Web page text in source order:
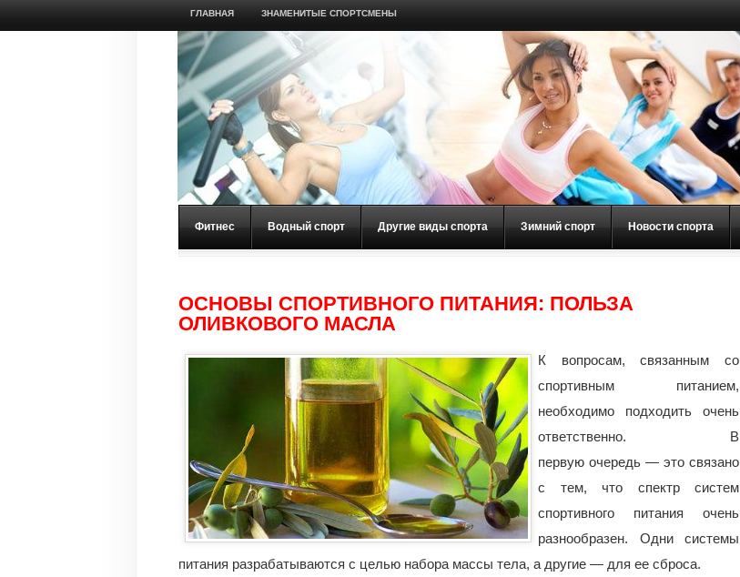
ГЛАВНАЯ ЗНАМЕНИТЫЕ СПОРТСМЕНЫ
Фитнес Водный спорт Другие виды спорта Зимний спорт Новости спорта
ОСНОВЫ СПОРТИВНОГО ПИТАНИЯ: ПОЛЬЗА
ОЛИВКОВОГО МАСЛА
К вопросам, связанным со
спортивным питанием,
необходимо подходить очень
ответственно. В
первую очередь — это связано
с тем, что спектр систем
спортивного питания очень
разнообразен. Одни системы
питания разрабатываются с целью набора массы тела, а другие — для ее сброса.